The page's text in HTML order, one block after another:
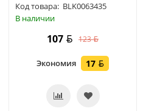
Код товара: BLK0063435
В наличии
107 123
Экономия 17